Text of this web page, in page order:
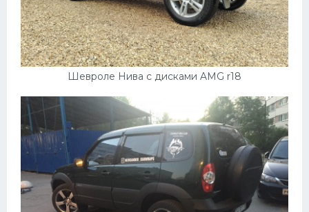
Шевроле Нива с дисками AMG r18